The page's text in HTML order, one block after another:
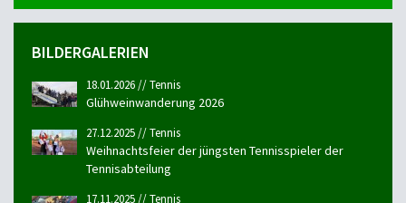
BILDERGALERIEN
18.01.2026 // Tennis
Glühweinwanderung 2026
27.12.2025 // Tennis
Weihnachtsfeier der jüngsten Tennisspieler der
Tennisabteilung
17.11.2025 // Tennis